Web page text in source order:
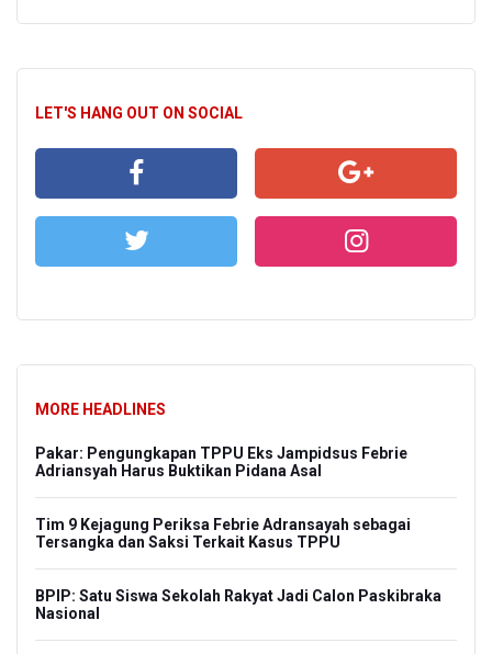
LET'S HANG OUT ON SOCIAL
MORE HEADLINES
Pakar: Pengungkapan TPPU Eks Jampidsus Febrie
Adriansyah Harus Buktikan Pidana Asal
Tim 9 Kejagung Periksa Febrie Adransayah sebagai
Tersangka dan Saksi Terkait Kasus TPPU
BPIP: Satu Siswa Sekolah Rakyat Jadi Calon Paskibraka
Nasional